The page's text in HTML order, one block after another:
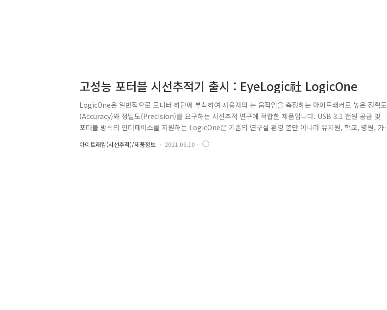
고성능 포터블 시선추적기 출시 : EyeLogic社 LogicOne
LogicOne은 일반적으로 모니터 하단에 부착하여 사용자의 눈 움직임을 측정하는 아이트래커로 높은 정확도
(Accuracy)와 정밀도(Precision)를 요구하는 시선추적 연구에 적합한 제품입니다. USB 3.1 전원 공급 및
포터블 방식의 인터페이스를 지원하는 LogicOne은 기존의 연구실 환경 뿐만 아니라 유치원, 학교, 병원, 가
정 등과 같이 실험 참가자들이 익숙하고 편안한 환경에서 아이트래킹 측정 및 리서치를 수행하는데 매우 유
용합니다. 다양한 주사율 지원 : 60Hz, 120Hz, 250Hz LogicOne은 60Hz, 120Hz, 250Hz의 주사율
아이트래킹(시선추적)/제품정보 2021.03.10